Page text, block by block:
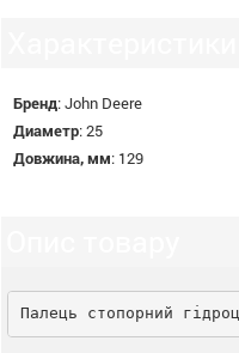
Бренд:John Deere
Диаметр:25
Довжина, мм: 129
Палець стопорний